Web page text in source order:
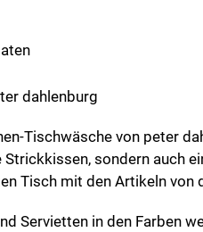
dahlenburg
Tischwäsche von peter
sondern auch
Tisch mit den Artikeln von
Servietten in den Farben